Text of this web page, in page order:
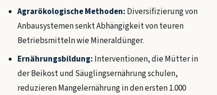
Agrarökologische Methoden: Diversifizierung von
Anbausystemen senkt Abhängigkeit von teuren
Betriebsmitteln wie Mineraldünger.
Ernährungsbildung: Interventionen, die Mütter in
der Beikost und Säuglingsernährung schulen,
reduzieren Mangelernährung in den ersten 1.000